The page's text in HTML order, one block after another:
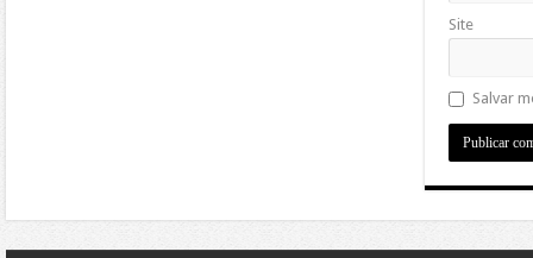
Site
Salvar